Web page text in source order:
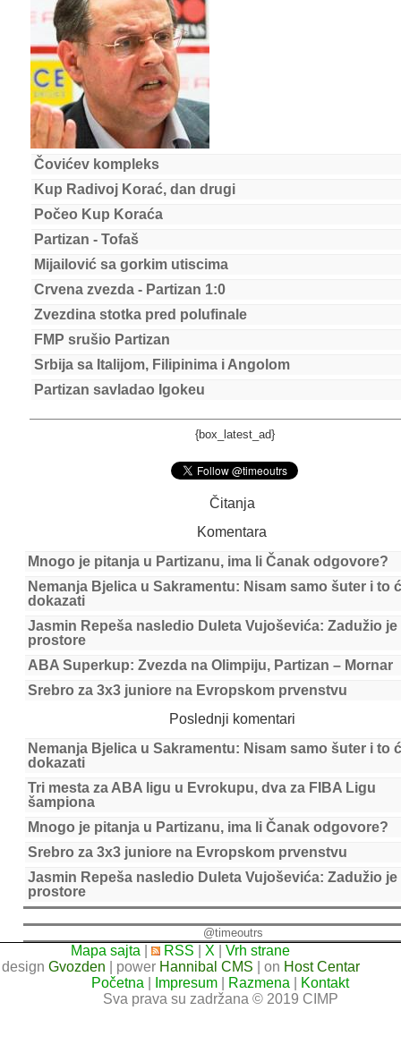
Čovićev kompleks
Kup Radivoj Korać, dan drugi
Počeo Kup Koraća
Partizan - Tofaš
Mijailović sa gorkim utiscima
Crvena zvezda - Partizan 1:0
Zvezdina stotka pred polufinale
FMP srušio Partizan
Srbija sa Italijom, Filipinima i Angolom
Partizan savladao Igokeu
{box_latest_ad}
Čitanja
Komentara
Mnogo je pitanja u Partizanu, ima li Čanak odgovore?
Nemanja Bjelica u Sakramentu: Nisam samo šuter i to
dokazati
Jasmin Repeša nasledio Duleta Vujoševića: Zadužio je
prostore
ABA Superkup: Zvezda na Olimpiju, Partizan – Mornar
Srebro za 3x3 juniore na Evropskom prvenstvu
Poslednji komentari
Nemanja Bjelica u Sakramentu: Nisam samo šuter i to
dokazati
Tri mesta za ABA ligu u Evrokupu, dva za FIBA Ligu
šampiona
Mnogo je pitanja u Partizanu, ima li Čanak odgovore?
Srebro za 3x3 juniore na Evropskom prvenstvu
Jasmin Repeša nasledio Duleta Vujoševića: Zadužio je
prostore
@timeoutrs
Mapa sajta | RSS X |Vrh strane
design Gvozden | power Hannibal CMS | on Host Centar
Početna
Impresum Razmena
Kontakt
Sva prava su zadržana © 2019 CIMP